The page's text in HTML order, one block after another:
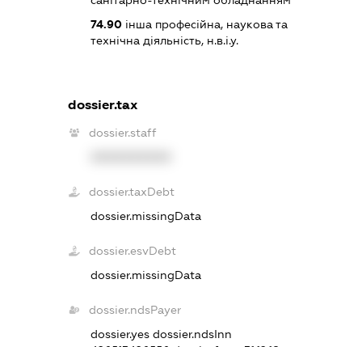
74.90 інша професійна, наукова та
технічна діяльність, н.в.і.у.
dossier.tax
dossier.staff
dossier.taxDebt
dossier.missingData
dossier.esvDebt
dossier.missingData
dossier.ndsPayer
dossier.yesdossier.ndsInn